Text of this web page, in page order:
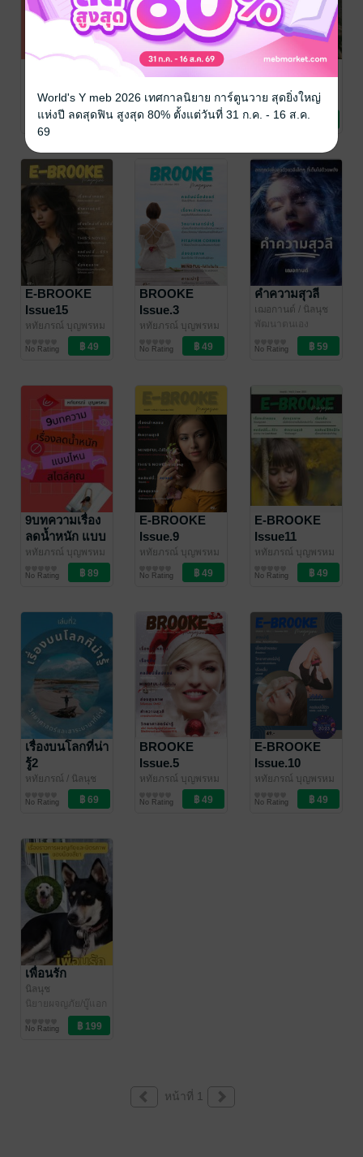
หทัยภรณ์ บุญพรหม
/ นิลนุช
นิตยสาร Lifestyle
BROOKE
หทัยภรณ์ บุญพรหม
/ นิลนุช
นิตยสาร Lifestyle
หทัยภรณ์ บุญพรหม
/ นิลนุช
นิตยสาร Lifestyle
E-BROOKE
Issue15
หทัยภรณ์ บุญพรหม
นิตยสาร Lifestyle
No Rating
BROOKE
Issue.3
หทัยภรณ์ บุญพรหม
นิตยสาร Lifestyle
No Rating
คำความสุวลี
เฌอกานต์ / นิลนุช
พัฒนาตนเอง
No Rating
9บทความเรื่อง
ลดน้ำหนัก แบบ
ไหนสไตล์คุณ
หทัยภรณ์ บุญพรหม
No Rating
E-BROOKE
Issue.9
หทัยภรณ์ บุญพรหม
นิตยสาร Lifestyle
No Rating
E-BROOKE
Issue11
หทัยภรณ์ บุญพรหม
นิตยสาร Lifestyle
No Rating
เรื่องบนโลกที่น่า
รู้2
หทัยภรณ์ / นิลนุช
วิทยาศาสตร์และ
เทคโนโลยี
No Rating
BROOKE
Issue.5
หทัยภรณ์ บุญพรหม
นิตยสาร Lifestyle
No Rating
E-BROOKE
Issue.10
หทัยภรณ์ บุญพรหม
นิตยสาร Lifestyle
No Rating
เพื่อนรัก
นิลนุช
นิยายผจญภัย/บู๊แอก
No Rating
หน้าที่ 1
World's Y meb 2026 เทศกาลนิยาย การ์ตูนวาย สุดยิ่งใหญ่
แห่งปี ลดสุดฟิน สูงสุด 80% ตั้งแต่วันที่ 31 ก.ค. - 16 ส.ค.
69